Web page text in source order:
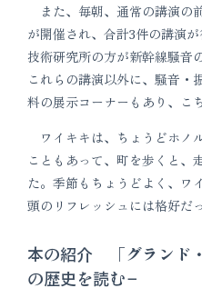
また、毎朝、通常の講演の
が開催され、合計3件の講演
技術研究所の方が新幹線騒音
これらの講演以外に、騒音・
料の展示コーナーもあり、こ
ワイキキは、ちょうどホノ
こともあって、町を歩くと、
た。季節もちょうどよく、ワ
頭のリフレッシュには格好だ
本の紹介 「グランド
の歴史を読む−